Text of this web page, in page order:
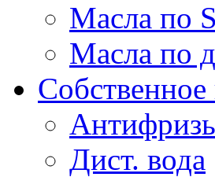
Масла по
Масла по
Собственное
Дист. вода